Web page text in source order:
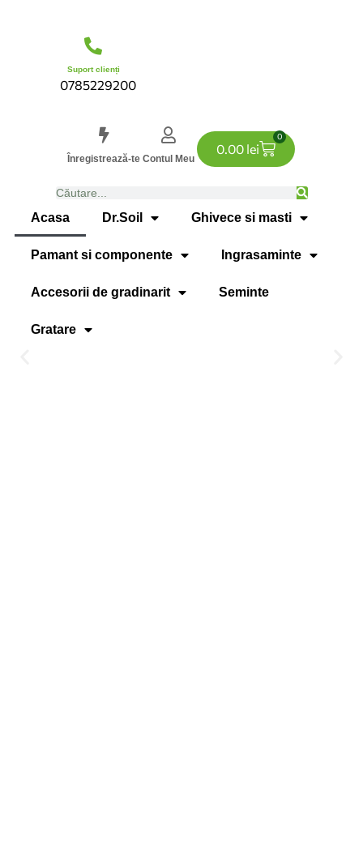
Suport clienți
0785229200
Înregistrează-te Contul Meu
0.00 lei
0
Acasa Dr.Soil Ghivece si masti
Pamant si componente Ingrasaminte
Accesorii de gradinarit Seminte
Gratare